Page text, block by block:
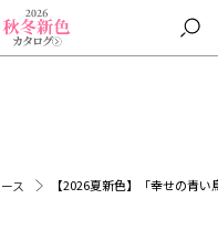
ス 【2026夏新色】「幸せの青